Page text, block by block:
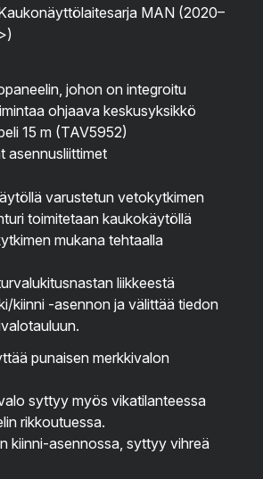
MAN (2020–
>)
johon on integroitu
ohjaava keskusyksikkö
15 m (TAV5952)
asennusliittimet
varustetun vetokytkimen
toimitetaan kaukokäytöllä
mukana tehtaalla
liikkeestä
kiinni -asennon ja välittää tiedon
punaisen merkkivalon
syttyy myös vikatilanteessa
rikkoutuessa.
kiinni-asennossa, syttyy vihreä